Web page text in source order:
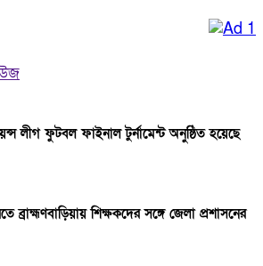
লীগ ফুটবল ফাইনাল টুর্নামেন্ট অনুষ্ঠিত হয়েছে
ব্রাহ্মণবাড়িয়ায় শিক্ষকদের সঙ্গে জেলা প্রশাসনের